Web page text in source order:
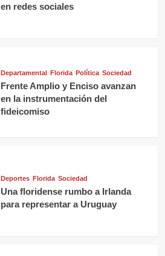
en redes sociales
Departamental Florida Política Sociedad
Frente Amplio y Enciso avanzan
en la instrumentación del
fideicomiso
Deportes Florida Sociedad
Una floridense rumbo a Irlanda
para representar a Uruguay